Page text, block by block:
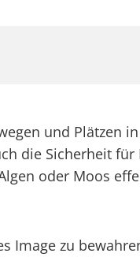
und Plätzen
die Sicherheit für
oder Moos
Image zu